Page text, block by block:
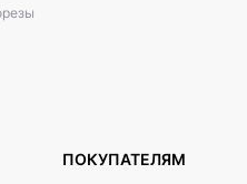
ПОКУПАТЕЛЯМ